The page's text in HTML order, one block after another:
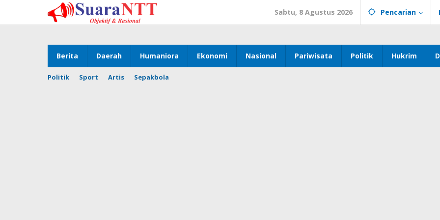
konten
Sabtu, 8 Agustus 2026 Pencarian
Berita Daerah Humaniora Ekonomi Nasional Pariwisata Politik Hukrim
Politik Sport Artis Sepakbola